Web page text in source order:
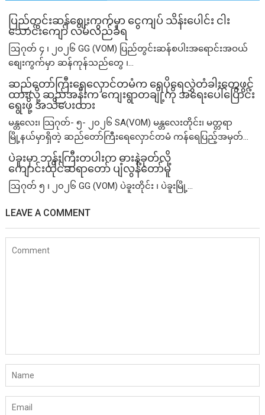
ပြည်တွင်းဆန်စျေးကွက်မှာ ငွေကျပ် သိန်းပေါင်း ငါး​
သောင်းကျော် လိမ်လည်ခံရ
ဩဂုတ် ၄ ၊ ၂၀၂၆ GG (VOM) ပြည်တွင်းဆန်စပါးအရောင်းအဝယ်
စျေးကွက်မှာ ဆန်ကုန်သည်တွေ ၊...
ဆည်တော်ကြီးရေလှောင်တမံက ရေပိုရေလွှဲတံခါးတွေဖွင့်
ထားလို့ ဆည်အနီးက ကျေးရွာတချို့ကို အရေးပေါ်ပြောင်း
ရွေးဖို့ အသိပေးထား
မန္တလေး၊ သြဂုတ်- ၅- ၂၀၂၆ SA(VOM) မန္တလေးတိုင်း၊ မတ္တရာ
မြို့နယ်မှာရှိတဲ့ ဆည်တော်ကြီးရေလှောင်တမံ ကန်ရေပြည့်အမှတ်...
ပဲခူးမှာ ဘုန်းကြီးတပါးက ဓားနဲ့ခုတ်လို့
ကျောင်းထိုင်ဆရာတော် ပျံလွန်တော်မူ
ဩဂုတ် ၅ ၊ ၂၀၂၆ GG (VOM) ပဲခူးတိုင်း ၊ ပဲခူးမြို့...
LEAVE A COMMENT